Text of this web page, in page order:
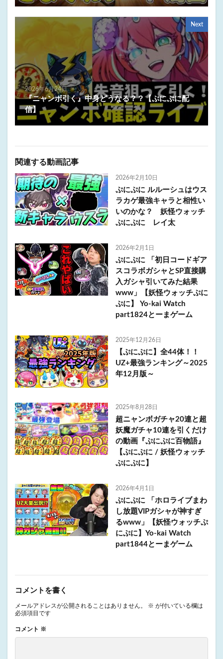
Next
2026年6月24日
『ニャンボ引く』中身どうなる？？【ぷにぷに配
信】
関連する動画記事
2026年2月10日
ぷにぷに ルルーシュはウス
ラカゲ最強キャラと相性い
いのかな？ 妖怪ウォッチ
ぷにぷに レイ太
2026年2月1日
ぷにぷに 「初日コードギア
スコラボガシャとSP直接購
入ガシャ引いてみた結果
www」【妖怪ウォッチぷに
ぷに】 Yo-kai Watch
part1824とーまゲーム
2025年12月26日
【ぷにぷに】全44体！！
UZ+最強ランキング～2025
年12月版～
2025年8月28日
超ニャンボガチャ20連と超
妖魔ガチャ10連を引くだけ
の動画『ぷにぷに百物語』
【ぷにぷに / 妖怪ウォッチ
ぷにぷに】
2026年4月1日
ぷにぷに 「ホロライブまわ
し放題VIPガシャが神すぎ
るwww」【妖怪ウォッチぷ
にぷに】Yo-kai Watch
part1844とーまゲーム
コメントを書く
メールアドレスが公開されることはありません。 ※ が付いている欄は
必須項目です
コメント ※